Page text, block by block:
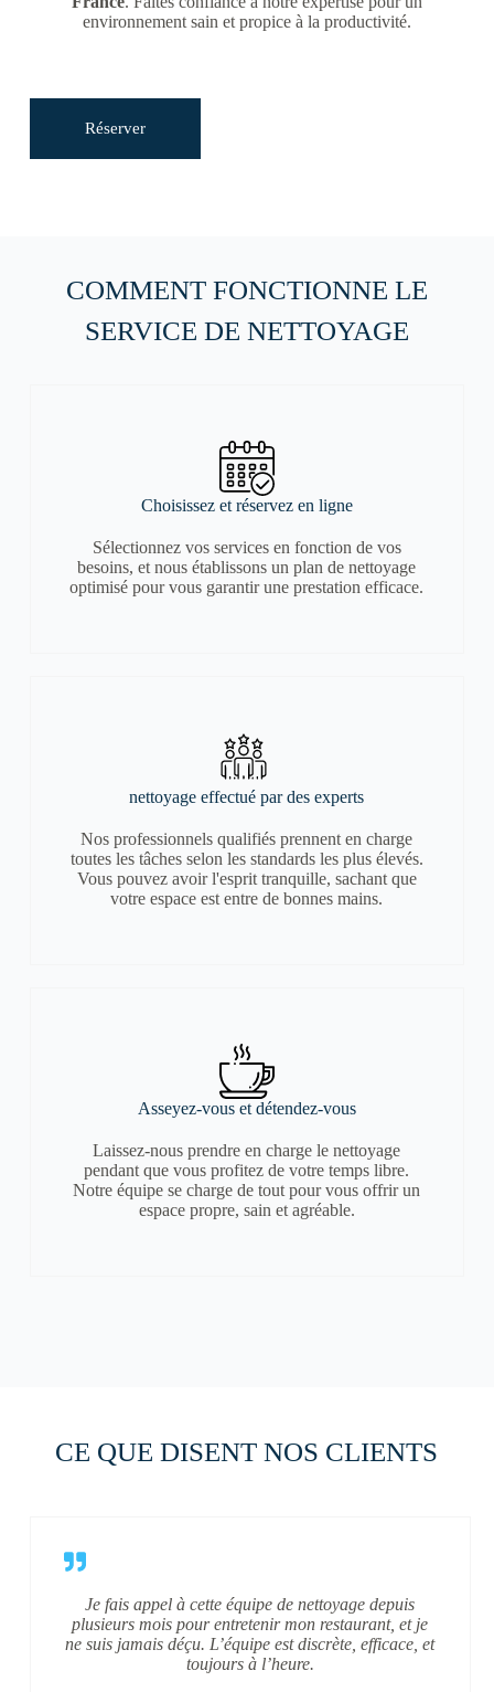
environnement sain et propice à la productivité.
Réserver
COMMENT FONCTIONNE LE
SERVICE DE NETTOYAGE
Choisissez et réservez en ligne
Sélectionnez vos services en fonction de vos
besoins, et nous établissons un plan de nettoyage
optimisé pour vous garantir une prestation efficace.
nettoyage effectué par des experts
Nos professionnels qualifiés prennent en charge
toutes les tâches selon les standards les plus élevés.
Vous pouvez avoir l'esprit tranquille, sachant que
votre espace est entre de bonnes mains.
Asseyez-vous et détendez-vous
Laissez-nous prendre en charge le nettoyage
pendant que vous profitez de votre temps libre.
Notre équipe se charge de tout pour vous offrir un
espace propre, sain et agréable.
CE QUE DISENT NOS CLIENTS
Je fais appel à cette équipe de nettoyage depuis
plusieurs mois pour entretenir mon restaurant, et je
ne suis jamais déçu. L’équipe est discrète, efficace, et
toujours à l’heure.